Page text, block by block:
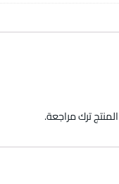
ترك مراجعة.